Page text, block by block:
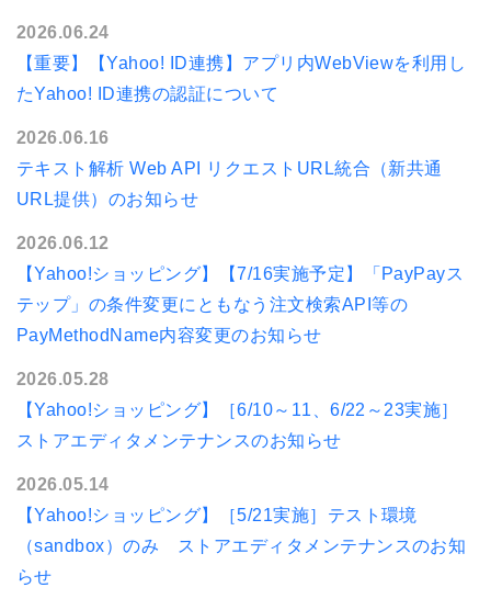
2026.06.24
【重要】【Yahoo! ID連携】アプリ内WebViewを利用し
たYahoo! ID連携の認証について
2026.06.16
テキスト解析 Web API リクエストURL統合（新共通
URL提供）のお知らせ
2026.06.12
【Yahoo!ショッピング】【7/16実施予定】「PayPayス
テップ」の条件変更にともなう注文検索API等の
PayMethodName内容変更のお知らせ
2026.05.28
【Yahoo!ショッピング】［6/10～11、6/22～23実施］
ストアエディタメンテナンスのお知らせ
2026.05.14
【Yahoo!ショッピング】［5/21実施］テスト環境
（sandbox）のみ ストアエディタメンテナンスのお知
らせ